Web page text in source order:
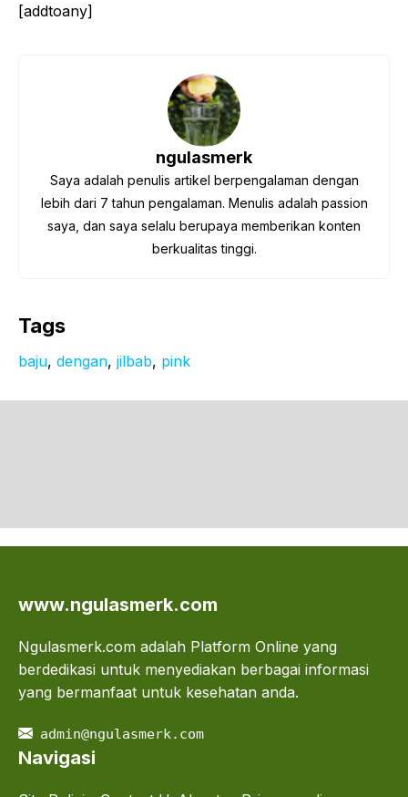
[addtoany]
ngulasmerk
Saya adalah penulis artikel berpengalaman dengan
lebih dari 7 tahun pengalaman. Menulis adalah passion
saya, dan saya selalu berupaya memberikan konten
berkualitas tinggi.
Tags
baju, dengan, jilbab, pink
www.ngulasmerk.com
Ngulasmerk.com adalah Platform Online yang
berdedikasi untuk menyediakan berbagai informasi
yang bermanfaat untuk kesehatan anda.
admin@ngulasmerk.com
Navigasi